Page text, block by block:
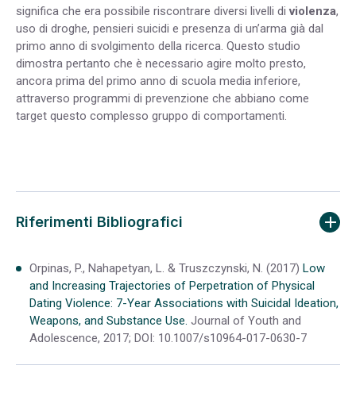
significa che era possibile riscontrare diversi livelli diviolenza,
uso di droghe, pensieri suicidi e presenza di un’arma già dal
primo anno di svolgimento della ricerca. Questo studio
dimostra pertanto che è necessario agire molto presto,
ancora prima del primo anno di scuola media inferiore,
attraverso programmi di prevenzione che abbiano come
target questo complesso gruppo di comportamenti.
Riferimenti Bibliografici
Orpinas, P., Nahapetyan, L. & Truszczynski, N. (2017) Low
and Increasing Trajectories of Perpetration of Physical
Dating Violence: 7-Year Associations with Suicidal Ideation,
Weapons, and Substance Use. Journal of Youth and
Adolescence, 2017; DOI: 10.1007/s10964-017-0630-7